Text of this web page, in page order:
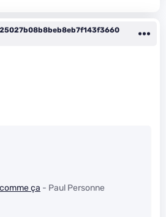
ça - Paul Personne